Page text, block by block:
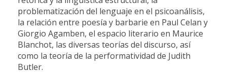
problematización del lenguaje en el psicoanálisis,
la relación entre poesía y barbarie en Paul Celan y
Giorgio Agamben, el espacio literario en Maurice
Blanchot, las diversas teorías del discurso, así
como la teoría de la performatividad de Judith
Butler.